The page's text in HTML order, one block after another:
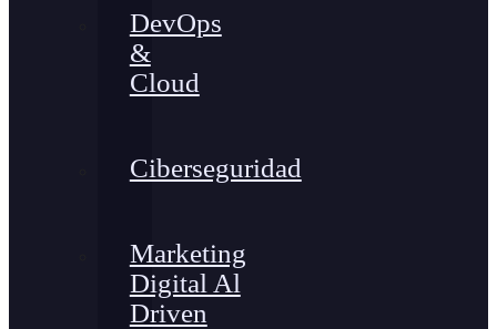
DevOps
&
Cloud
Ciberseguridad
Marketing
Digital Al
Driven